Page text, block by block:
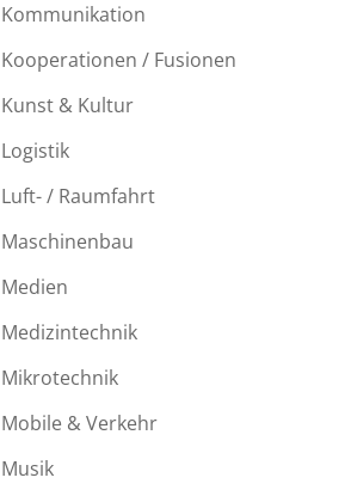
Kommunikation
Kooperationen / Fusionen
Kunst & Kultur
Logistik
Luft- / Raumfahrt
Maschinenbau
Medien
Medizintechnik
Mikrotechnik
Mobile & Verkehr
Musik